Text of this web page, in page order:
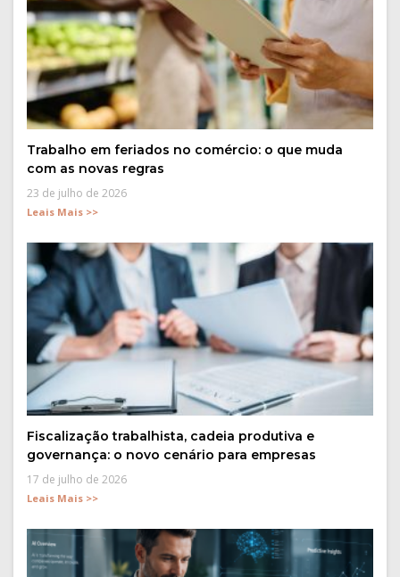
Trabalho em feriados no comércio: o que muda
com as novas regras
23 de julho de 2026
Leais Mais >>
Fiscalização trabalhista, cadeia produtiva e
governança: o novo cenário para empresas
17 de julho de 2026
Leais Mais >>